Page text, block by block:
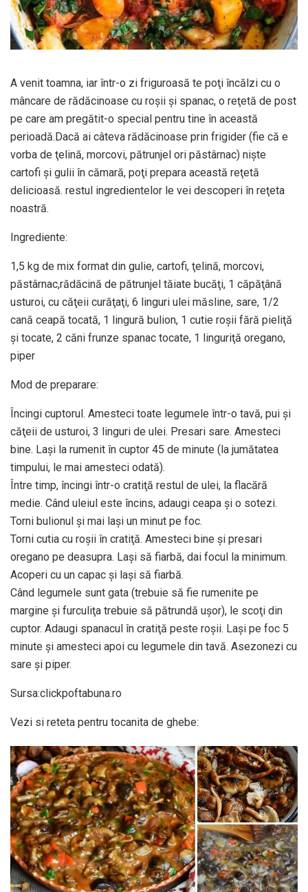
A venit toamna, iar într-o zi friguroasă te poţi încălzi cu o
mâncare de rădăcinoase cu roşii şi spanac, o reţetă de post
pe care am pregătit-o special pentru tine în această
perioadă.Dacă ai câteva rădăcinoase prin frigider (fie că e
vorba de ţelină, morcovi, pătrunjel ori păstârnac) nişte
cartofi şi gulii în cămară, poţi prepara această reţetă
delicioasă. restul ingredientelor le vei descoperi în reţeta
noastră.
Ingrediente:
1,5 kg de mix format din gulie, cartofi, ţelină, morcovi,
păstârnac,rădăcină de pătrunjel tăiate bucăţi, 1 căpăţână
usturoi, cu căţeii curăţaţi, 6 linguri ulei măsline, sare, 1/2
cană ceapă tocată, 1 lingură bulion, 1 cutie roşii fără pieliţă
şi tocate, 2 căni frunze spanac tocate, 1 linguriţă oregano,
piper
Mod de preparare:
Încingi cuptorul. Amesteci toate legumele într-o tavă, pui şi
căţeii de usturoi, 3 linguri de ulei. Presari sare. Amesteci
bine. Laşi la rumenit în cuptor 45 de minute (la jumătatea
timpului, le mai amesteci odată).
Între timp, încingi într-o cratiţă restul de ulei, la flacără
medie. Când uleiul este încins, adaugi ceapa şi o sotezi.
Torni bulionul şi mai laşi un minut pe foc.
Torni cutia cu roşii în cratiţă. Amesteci bine şi presari
oregano pe deasupra. Laşi să fiarbă, dai focul la minimum.
Acoperi cu un capac şi laşi să fiarbă.
Când legumele sunt gata (trebuie să fie rumenite pe
margine şi furculiţa trebuie să pătrundă uşor), le scoţi din
cuptor. Adaugi spanacul în cratiţă peste roşii. Laşi pe foc 5
minute şi amesteci apoi cu legumele din tavă. Asezonezi cu
sare şi piper.
Sursa:clickpoftabuna.ro
Vezi si reteta pentru tocanita de ghebe: